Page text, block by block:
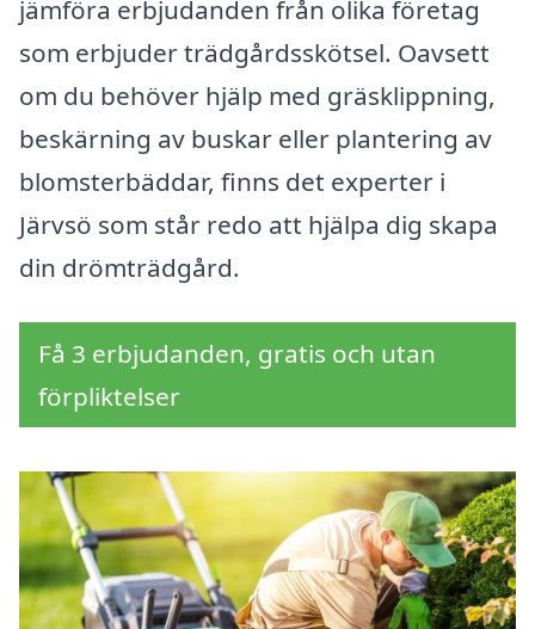
jämföra erbjudanden från olika företag
som erbjuder trädgårdsskötsel. Oavsett
om du behöver hjälp med gräsklippning,
beskärning av buskar eller plantering av
blomsterbäddar, finns det experter i
Järvsö som står redo att hjälpa dig skapa
din drömträdgård.
Få 3 erbjudanden, gratis och utan
förpliktelser